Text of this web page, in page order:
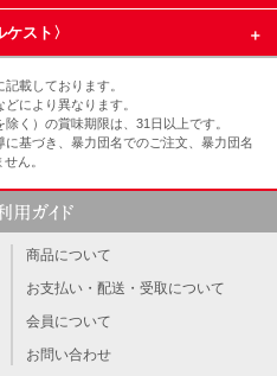
スト〉
載しております。
により異なります。
く）の賞味期限は、31日以上です。
基づき、暴力団名でのご注文、暴力団名
ん。
商品について
お支払い・配送・受取について
会員について
お問い合わせ